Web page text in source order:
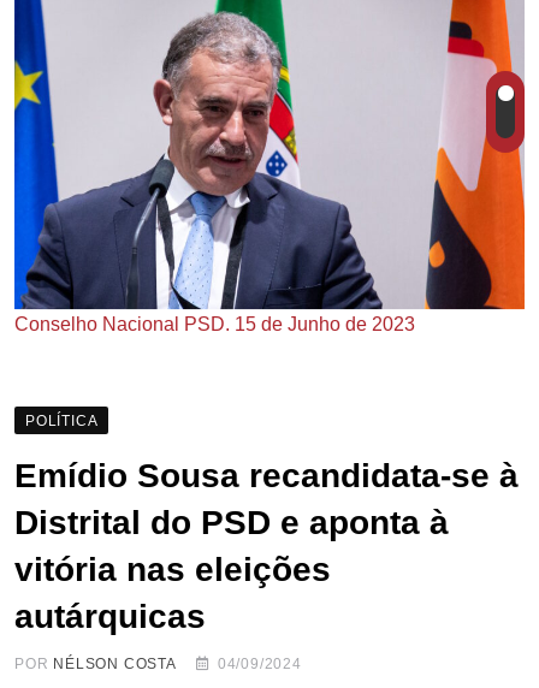
Conselho Nacional PSD. 15 de Junho de 2023
POLÍTICA
Emídio Sousa recandidata-se à
Distrital do PSD e aponta à
vitória nas eleições
autárquicas
POR NÉLSON COSTA 04/09/2024